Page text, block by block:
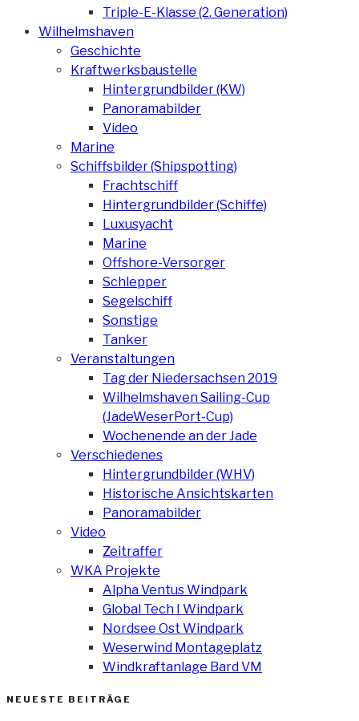
Triple-E-Klasse (2. Generation)
Wilhelmshaven
Geschichte
Kraftwerksbaustelle
Hintergrundbilder (KW)
Panoramabilder
Video
Marine
Schiffsbilder (Shipspotting)
Frachtschiff
Hintergrundbilder (Schiffe)
Luxusyacht
Marine
Offshore-Versorger
Schlepper
Segelschiff
Sonstige
Tanker
Veranstaltungen
Tag der Niedersachsen 2019
Wilhelmshaven Sailing-Cup
(JadeWeserPort-Cup)
Wochenende an der Jade
Verschiedenes
Hintergrundbilder (WHV)
Historische Ansichtskarten
Panoramabilder
Video
Zeitraffer
WKA Projekte
Alpha Ventus Windpark
Global Tech I Windpark
Nordsee Ost Windpark
Weserwind Montageplatz
Windkraftanlage Bard VM
NEUESTE BEITRÄGE